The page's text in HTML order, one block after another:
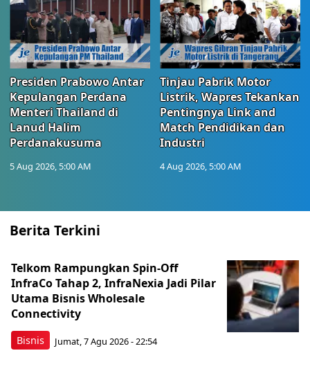
Presiden Prabowo Antar
Kepulangan Perdana
Menteri Thailand di
Lanud Halim
Perdanakusuma
5 Aug 2026, 5:00 AM
Tinjau Pabrik Motor
Listrik, Wapres Tekankan
Pentingnya Link and
Match Pendidikan dan
Industri
4 Aug 2026, 5:00 AM
Berita Terkini
Bisnis
Telkom Rampungkan Spin-Off
InfraCo Tahap 2, InfraNexia Jadi Pilar
Utama Bisnis Wholesale
Connectivity
Jumat, 7 Agu 2026 - 22:54